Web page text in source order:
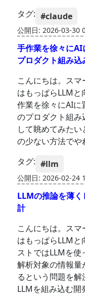
タグ: #claude
公開日: 2026-03-30
手作業を徐々に
プロダクト組み込
こんにちは。ス
はもっぱらLLM
作業を徐々にAIに
のプロダクト組
して眺めてみた
の少ない方法でや
タグ: #llm
公開日: 2026-02-24
LLMの推論を薄
計
こんにちは。ス
はもっぱらLLMと
ストではLLMを使
解析対象の情報
るという問題を解
LLMを組み込む開